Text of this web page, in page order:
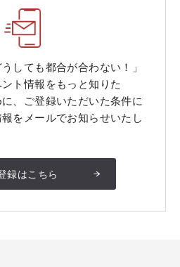
しても都合が合わない！」
ト情報をもっと知りた
、ご登録いただいた条件に
をメールでお知らせいたし
録はこちら